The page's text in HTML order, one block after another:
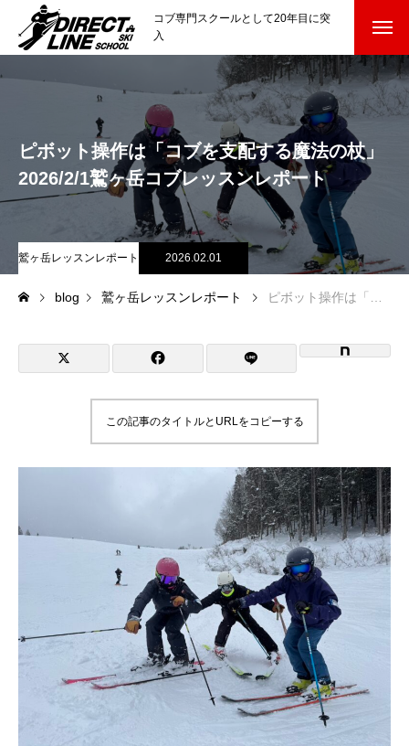
コブ専門スクールとして20年目に突
入
スクールについて知る Directline Ski School
コンセプトと開催スキー場
参加までの流れ
参加費のお支払い
各会場の集合場所
スキー場から選ぶ Ski Area
鷲ヶ岳＆高鷲スノーパーク
岩手高原
レッスンテーマから選ぶ Lesson Theme
ピボット操作は「コブを支配する魔法の杖」
2026/2/1鷲ヶ岳コブレッスンレポート
鷲ヶ岳レッスンレポート 2026.02.01
blog 鷲ヶ岳レッスンレポート ピボット操作は「コブを支配する魔法の杖」2026/2/1鷲ヶ岳コブレッスンレポート
この記事のタイトルとURLをコピーする